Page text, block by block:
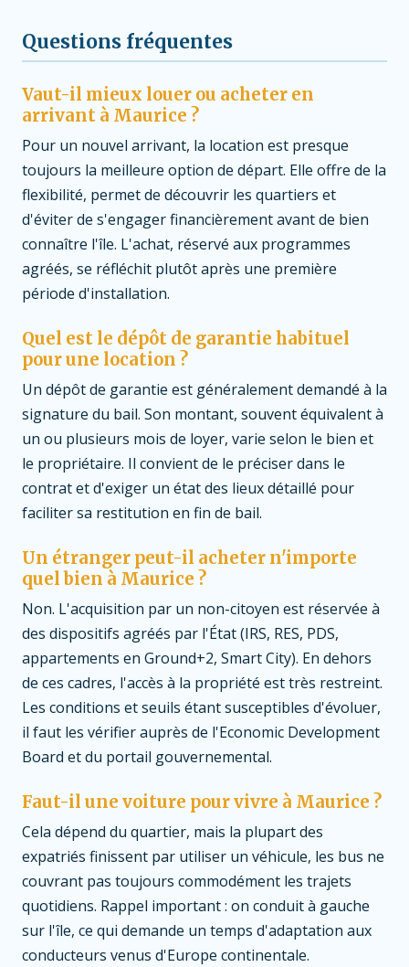
Questions fréquentes
Vaut-il mieux louer ou acheter en
arrivant à Maurice ?
Pour un nouvel arrivant, la location est presque
toujours la meilleure option de départ. Elle offre de la
flexibilité, permet de découvrir les quartiers et
d'éviter de s'engager financièrement avant de bien
connaître l'île. L'achat, réservé aux programmes
agréés, se réfléchit plutôt après une première
période d'installation.
Quel est le dépôt de garantie habituel
pour une location ?
Un dépôt de garantie est généralement demandé à la
signature du bail. Son montant, souvent équivalent à
un ou plusieurs mois de loyer, varie selon le bien et
le propriétaire. Il convient de le préciser dans le
contrat et d'exiger un état des lieux détaillé pour
faciliter sa restitution en fin de bail.
Un étranger peut-il acheter n'importe
quel bien à Maurice ?
Non. L'acquisition par un non-citoyen est réservée à
des dispositifs agréés par l'État (IRS, RES, PDS,
appartements en Ground+2, Smart City). En dehors
de ces cadres, l'accès à la propriété est très restreint.
Les conditions et seuils étant susceptibles d'évoluer,
il faut les vérifier auprès de l'Economic Development
Board et du portail gouvernemental.
Faut-il une voiture pour vivre à Maurice ?
Cela dépend du quartier, mais la plupart des
expatriés finissent par utiliser un véhicule, les bus ne
couvrant pas toujours commodément les trajets
quotidiens. Rappel important : on conduit à gauche
sur l'île, ce qui demande un temps d'adaptation aux
conducteurs venus d'Europe continentale.